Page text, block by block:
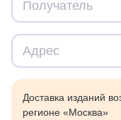
Доставка изданий
регионе «Москва»